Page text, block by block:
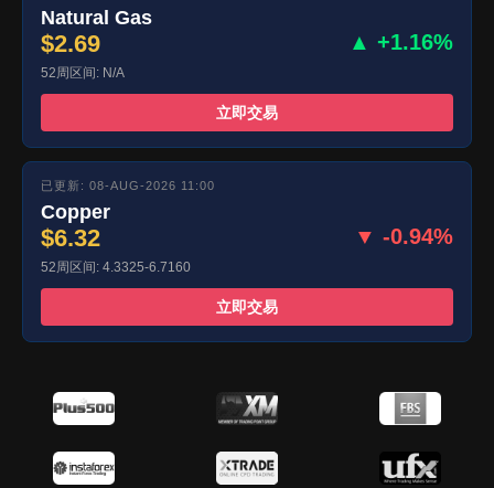
Natural Gas
$2.69 ▲ +1.16%
52周区间: N/A
立即交易
已更新: 08-AUG-2026 11:00
Copper
$6.32 ▼ -0.94%
52周区间: 4.3325-6.7160
立即交易